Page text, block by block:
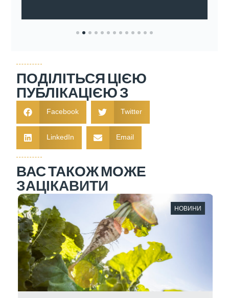
5 6 7 8 9 10111213
ПОДІЛІТЬСЯ ЦІЄЮ
ПУБЛІКАЦІЄЮ З
Facebook Twitter
LinkedIn Email
ВАС ТАКОЖ МОЖЕ
ЗАЦІКАВИТИ
НОВИНИ